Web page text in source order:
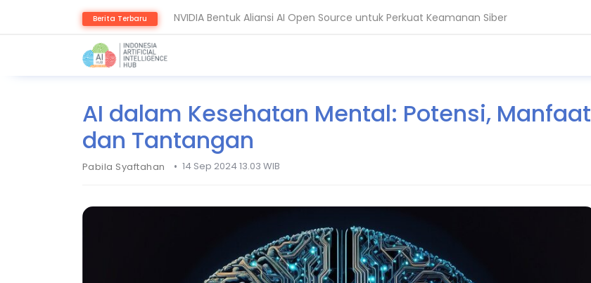
Berita Terbaru NVIDIA Bentuk Aliansi AI Open Source untuk Perkuat Keamanan Siber
AI dalam Kesehatan Mental: Potensi, Manfaat
dan Tantangan
Pabila Syaftahan 14 Sep 2024 13.03 WIB